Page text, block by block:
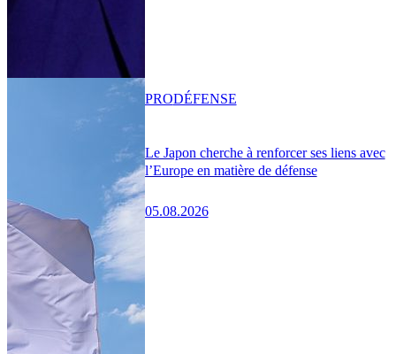
Le Japon cherche à renforcer ses liens avec
l’Europe en matière de défense
05.08.2026
PRODÉFENSE